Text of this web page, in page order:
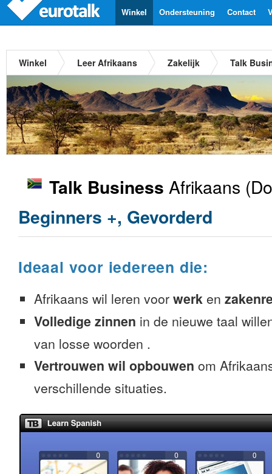
Contact
Ondersteuning
Winkel
Winkel Leer Afrikaans Zakelijk Talk
Talk Business Afrikaans
Beginners +, Gevorderd
Ideaal voor iedereen die:
Afrikaans wil leren voor werk en
Volledige zinnen in de nieuwe taal
van losse woorden .
Vertrouwen wil opbouwen om
verschillende situaties.